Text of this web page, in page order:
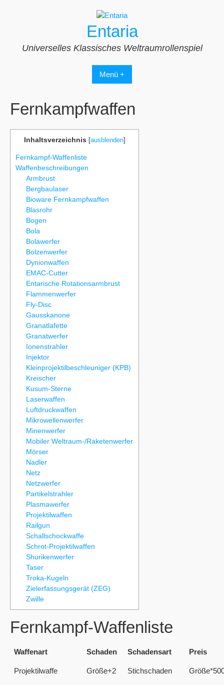
Entaria
Universelles Klassisches Weltraumrollenspiel
Menü +
Fernkampfwaffen
Inhaltsverzeichnis [ausblenden]
Fernkampf-Waffenliste
Waffenbeschreibungen
Armbrust
Bergbaulaser
Bioware Fernkampfwaffen
Blasrohr
Bogen
Bola
Bolawerfer
Bolzenwerfer
Dynionwaffen
EMAC-Cutter
Entarische Rotationsarmbrust
Flammenwerfer
Fly-Disc
Gausskanone
Granatlafette
Granatwerfer
Ionenstrahler
Injektor
Kleinprojektilbeschleuniger (KPB)
Kreischer
Kusum-Sterne
Laserwaffen
Luftdruckwaffen
Mikrowellenwerfer
Minenwerfer
Mobiler Weltraum-/Raketenwerfer
Mörser
Nadler
Netz
Netzwerfer
Partikelstrahler
Plasmawerfer
Projektilwaffen
Railgun
Schallschockwaffe
Schrot-Projektilwaffen
Shurikenwerfer
Taser
Troka-Kugeln
Zielerfassungsgerät (ZEG)
Zwille
Fernkampf-Waffenliste
Waffenart Schaden Schadensart Preis
Projektilwaffe Größe+2 Stichschaden